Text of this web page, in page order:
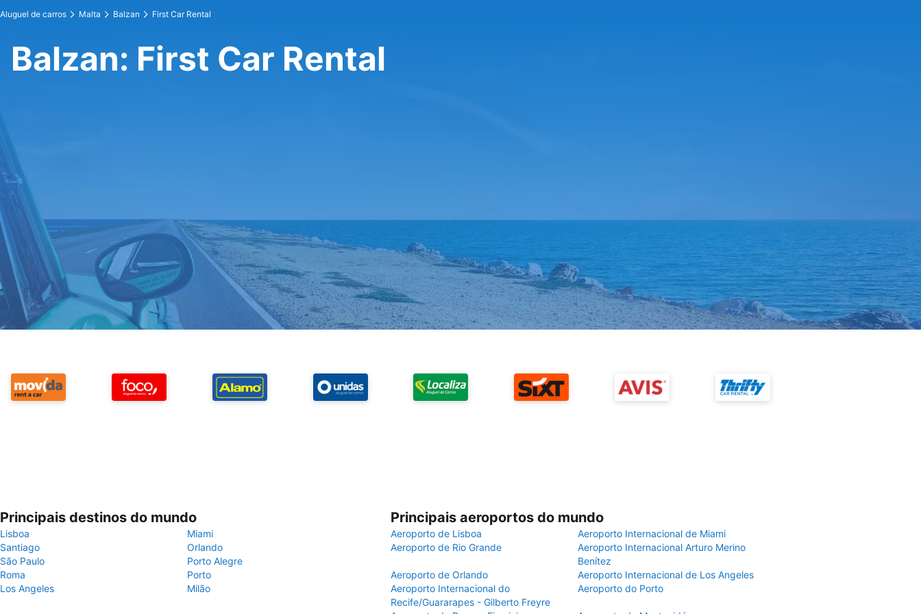
Aluguel de carros Malta Balzan First Car Rental
Balzan: First Car Rental
Principais destinos do mundo
Lisboa
Miami
Santiago
Orlando
São Paulo
Porto Alegre
Roma
Porto
Los Angeles
Milão
Principais aeroportos do mundo
Aeroporto de Lisboa
Aeroporto Internacional de Miami
Aeroporto de Rio Grande
Aeroporto Internacional Arturo Merino
Benítez
Aeroporto de Orlando
Aeroporto Internacional de Los Angeles
Aeroporto Internacional do
Recife/Guararapes - Gilberto Freyre
Aeroporto do Porto